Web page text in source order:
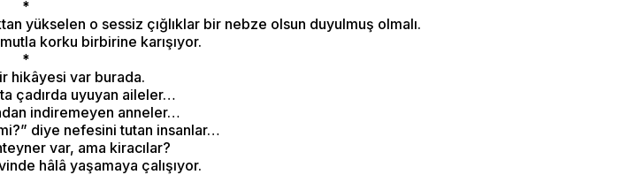
*
yükselen o sessiz çığlıklar bir nebze olsun duyulmuş olmalı.
korku birbirine karışıyor.
*
hikâyesi var burada.
çadırda uyuyan aileler…
indiremeyen anneler…
diye nefesini tutan insanlar…
var, ama kiracılar?
hâlâ yaşamaya çalışıyor.